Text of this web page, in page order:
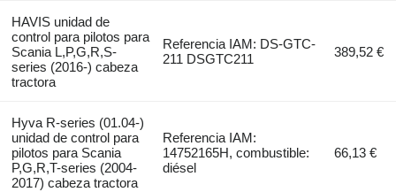
HAVIS unidad de
control para pilotos para
Scania L,P,G,R,S-
series (2016-) cabeza
tractora
Referencia IAM: DS-GTC-
211 DSGTC211
389,52 €
Hyva R-series (01.04-)
unidad de control para
pilotos para Scania
P,G,R,T-series (2004-
2017) cabeza tractora
Referencia IAM:
14752165H, combustible:
diésel
66,13 €